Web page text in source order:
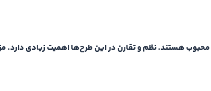
هستند. نظم و تقارن در این طرح‌ها اهمیت زیادی دارد.